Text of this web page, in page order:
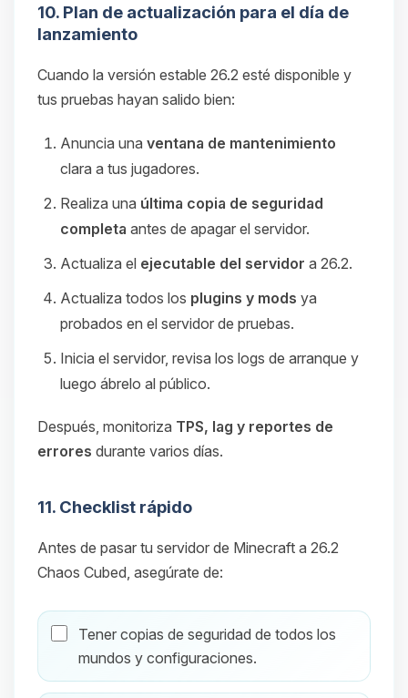
10. Plan de actualización para el día de
lanzamiento
Cuando la versión estable 26.2 esté disponible y
tus pruebas hayan salido bien:
Anuncia una ventana de mantenimiento
clara a tus jugadores.
Realiza una última copia de seguridad
completa antes de apagar el servidor.
Actualiza el ejecutable del servidor a 26.2.
Actualiza todos los plugins y mods ya
probados en el servidor de pruebas.
Inicia el servidor, revisa los logs de arranque y
luego ábrelo al público.
Después, monitoriza TPS, lag y reportes de
errores durante varios días.
11. Checklist rápido
Antes de pasar tu servidor de Minecraft a 26.2
Chaos Cubed, asegúrate de:
Tener copias de seguridad de todos los
mundos y configuraciones.